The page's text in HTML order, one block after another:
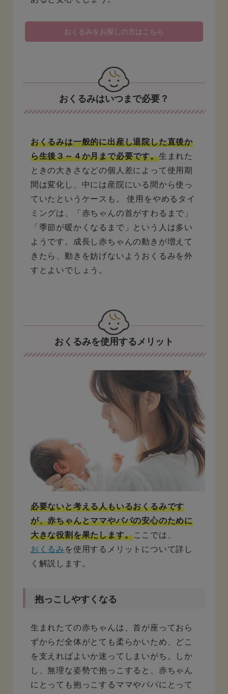
おくるみをお探しの方はこちら
おくるみはいつまで必要？
おくるみは一般的に出産し退院した直後か
ら生後３～４か月まで必要です。生まれた
ときの大きさなどの個人差によって使用期
間は変化し、中には産院にいる間から使っ
ていたというケースも。 使用をやめるタイ
ミングは、「赤ちゃんの首がすわるまで」
「季節が暖かくなるまで」という人は多い
ようです。成長し赤ちゃんの動きが増えて
きたら、動きを妨げないようおくるみを外
すとよいでしょう。
おくるみを使用するメリット
必要ないと考える人もいるおくるみです
が、赤ちゃんとママやパパの安心のために
大きな役割を果たします。ここでは、
おくるみを使用するメリットについて詳し
く解説します。
抱っこしやすくなる
生まれたての赤ちゃんは、首が座っておら
ずからだ全体がとても柔らかいため、どこ
を支えればよいか迷ってしまいがち。しか
し、無理な姿勢で抱っこすると、赤ちゃん
にとっても抱っこするママやパパにとって